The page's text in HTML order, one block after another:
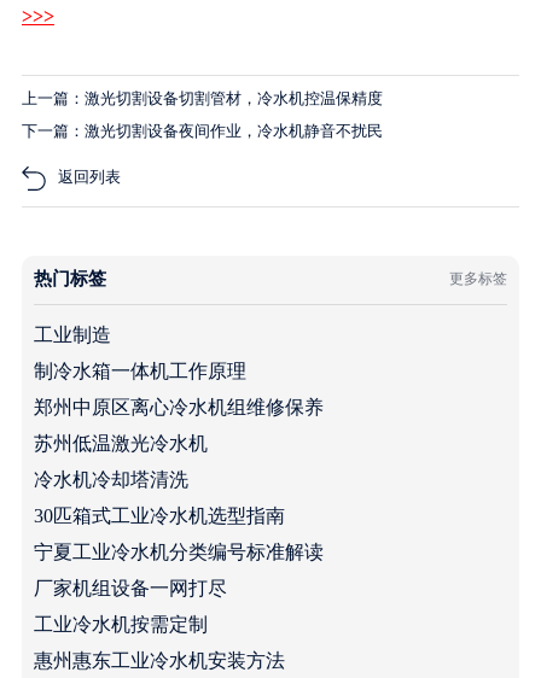
>>>
上一篇：激光切割设备切割管材，冷水机控温保精度
下一篇：激光切割设备夜间作业，冷水机静音不扰民
返回列表
热门标签 更多标签
工业制造
制冷水箱一体机工作原理
郑州中原区离心冷水机组维修保养
苏州低温激光冷水机
冷水机冷却塔清洗
30匹箱式工业冷水机选型指南
宁夏工业冷水机分类编号标准解读
厂家机组设备一网打尽
工业冷水机按需定制
惠州惠东工业冷水机安装方法